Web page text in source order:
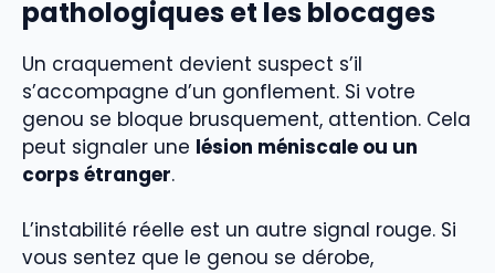
pathologiques et les blocages
Un craquement devient suspect s’il
s’accompagne d’un gonflement. Si votre
genou se bloque brusquement, attention. Cela
peut signaler une lésion méniscale ou un
corps étranger.
L’instabilité réelle est un autre signal rouge. Si
vous sentez que le genou se dérobe,